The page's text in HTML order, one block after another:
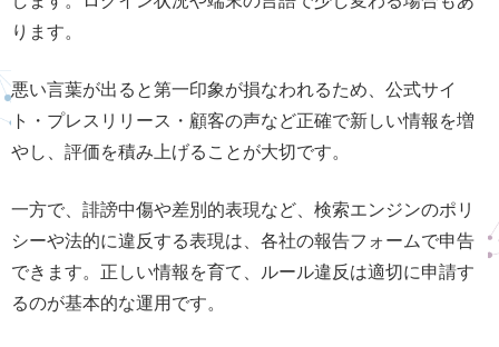
ります。
悪い言葉が出ると第一印象が損なわれるため、公式サイ
ト・プレスリリース・顧客の声など正確で新しい情報を増
やし、評価を積み上げることが大切です。
一方で、誹謗中傷や差別的表現など、検索エンジンのポリ
シーや法的に違反する表現は、各社の報告フォームで申告
できます。正しい情報を育て、ルール違反は適切に申請す
るのが基本的な運用です。